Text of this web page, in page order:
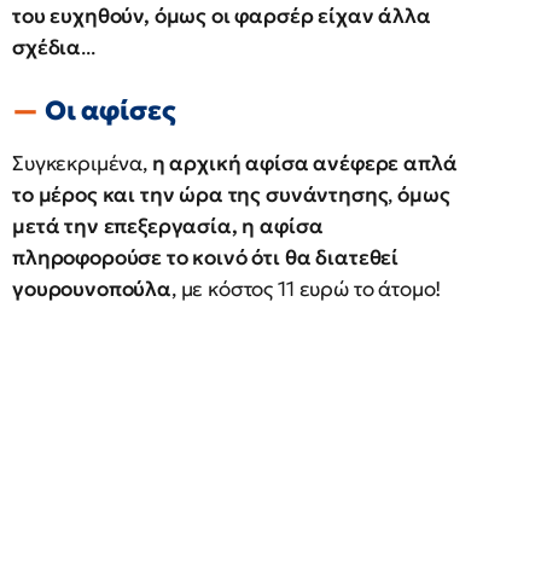
του ευχηθούν, όμως οι φαρσέρ είχαν άλλα
σχέδια...
Οι αφίσες
Συγκεκριμένα, η αρχική αφίσα ανέφερε απλά
το μέρος και την ώρα της συνάντησης,όμως
μετά την επεξεργασία, η αφίσα
πληροφορούσε το κοινό ότι θα διατεθεί
γουρουνοπούλα, με κόστος 11 ευρώ το άτομο!